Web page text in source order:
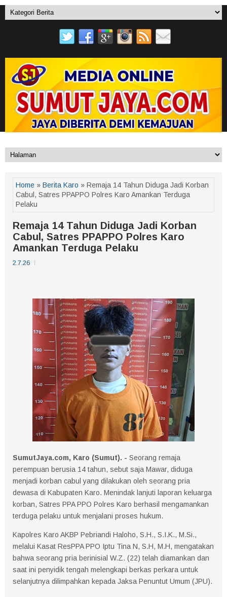
Home » Berita Karo » Remaja 14 Tahun Diduga Jadi Korban
Cabul, Satres PPAPPO Polres Karo Amankan Terduga
Pelaku
Remaja 14 Tahun Diduga Jadi Korban
Cabul, Satres PPAPPO Polres Karo
Amankan Terduga Pelaku
2.7.26
SumutJaya.com, Karo (Sumut). - Seorang remaja
perempuan berusia 14 tahun, sebut saja Mawar, diduga
menjadi korban cabul yang dilakukan oleh seorang pria
dewasa di Kabupaten Karo. Menindak lanjuti laporan keluarga
korban, Satres PPA PPO Polres Karo berhasil mengamankan
terduga pelaku untuk menjalani proses hukum.
Kapolres Karo AKBP Pebriandi Haloho, S.H., S.I.K., M.Si.,
melalui Kasat ResPPA PPO Iptu Tina N, S.H, M.H, mengatakan
bahwa seorang pria berinisial W.Z. (22) telah diamankan dan
saat ini penyidik tengah melengkapi berkas perkara untuk
selanjutnya dilimpahkan kepada Jaksa Penuntut Umum (JPU).